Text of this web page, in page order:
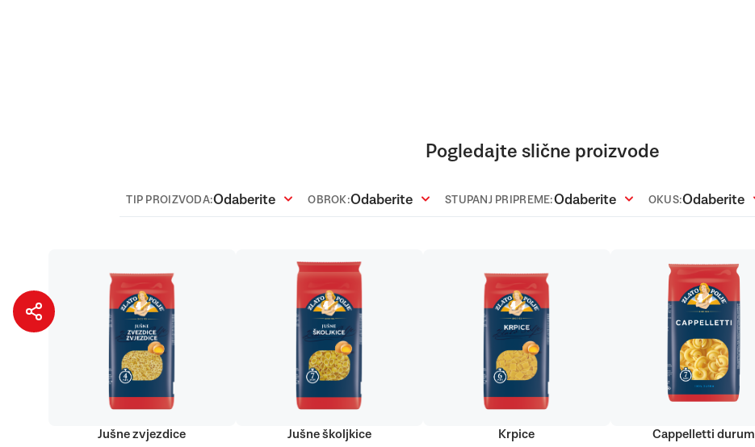
Pogledajte slične proizvode
TIP PROIZVODA:Odaberite OBROK:Odaberite STUPANJ PRIPREME:Odaberite OKUS:Odaberite
Jušne zvjezdice Jušne školjkice Krpice Cappelletti durum